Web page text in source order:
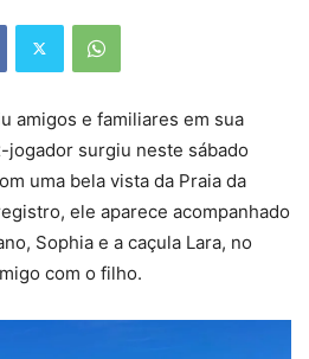
amigos e familiares em sua
jogador surgiu neste sábado
uma bela vista da Praia da
ele aparece acompanhado
Sophia e a caçula Lara, no
com o filho.